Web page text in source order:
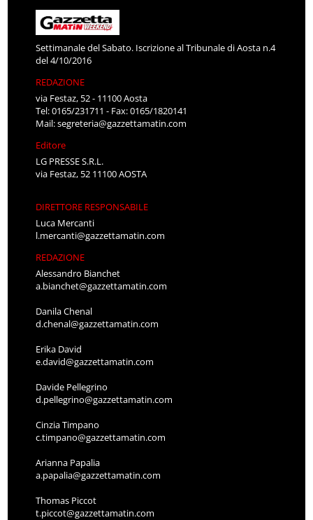
Settimanale del Sabato. Iscrizione al Tribunale di Aosta n.4
del 4/10/2016
REDAZIONE
via Festaz, 52 - 11100 Aosta
Tel: 0165/231711 - Fax: 0165/1820141
Mail:segreteria@gazzettamatin.com
Editore
LG PRESSE S.R.L.
via Festaz, 52 11100 AOSTA
DIRETTORE RESPONSABILE
Luca Mercanti
l.mercanti@gazzettamatin.com
REDAZIONE
Alessandro Bianchet
a.bianchet@gazzettamatin.com
Danila Chenal
d.chenal@gazzettamatin.com
Erika David
e.david@gazzettamatin.com
Davide Pellegrino
d.pellegrino@gazzettamatin.com
Cinzia Timpano
c.timpano@gazzettamatin.com
Arianna Papalia
a.papalia@gazzettamatin.com
Thomas Piccot
t.piccot@gazzettamatin.com